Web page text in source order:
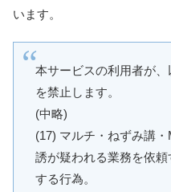
います。
本サービスの利用者が
を禁止します。
(中略)
(17) マルチ・ねずみ講
誘が疑われる業務を依
する行為。